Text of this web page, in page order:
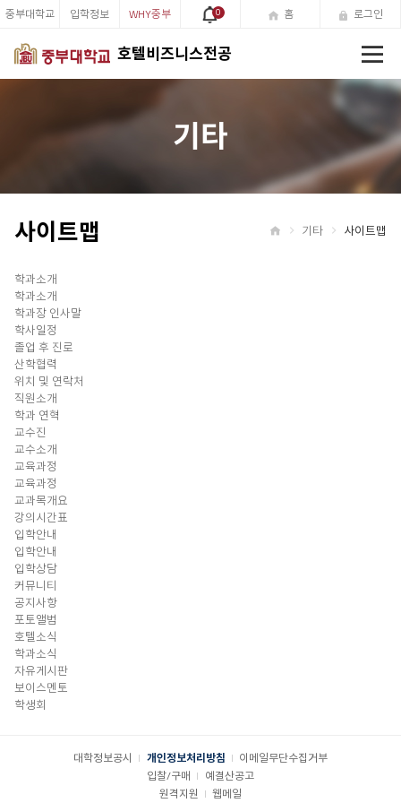
호텔비즈니스전공
뉴
중부대학교 입학정보 WHY중부 0 홈 로그인
기타
사이트맵 기타 사이트맵
학과소개
학과소개
학과장 인사말
학사일정
졸업 후 진로
산학협력
위치 및 연락처
직원소개
학과 연혁
교수진
교수소개
교육과정
교육과정
교과목개요
강의시간표
입학안내
입학안내
입학상담
커뮤니티
공지사항
포토앨범
호텔소식
학과소식
자유게시판
보이스멘토
학생회
대학정보공시 개인정보처리방침
이메일무단수집거부
입찰/구매
예결산공고
원격지원
웹메일